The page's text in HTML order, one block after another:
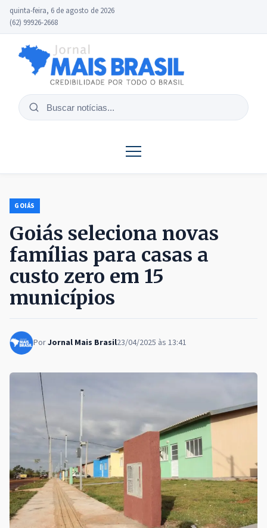
quinta-feira, 6 de agosto de 2026
(62) 99926-2668
Buscar
GOIÁS
Goiás seleciona novas
famílias para casas a
custo zero em 15
municípios
PorJornal Mais Brasil23/04/2025 às 13:41